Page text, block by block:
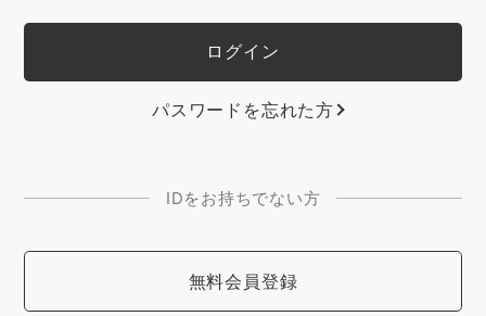
パスワードを忘れた方
IDをお持ちでない方
無料会員登録